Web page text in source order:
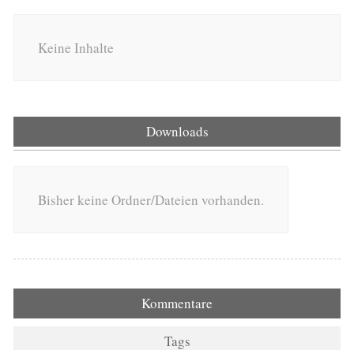
Keine Inhalte
Downloads
Bisher keine Ordner/Dateien vorhanden.
Kommentare
Tags